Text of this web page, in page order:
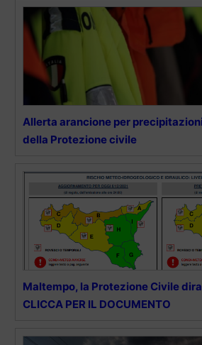
Allerta arancione per
della Protezione civile
Maltempo, la Protezione Civile
CLICCA PER IL DOCUMENTO